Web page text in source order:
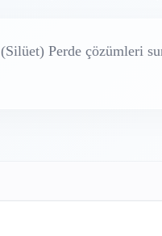
Perde çözümleri